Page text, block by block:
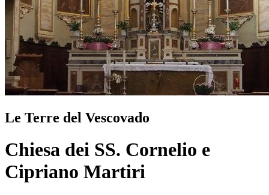
Le Terre del Vescovado
Chiesa dei SS. Cornelio e
Cipriano Martiri